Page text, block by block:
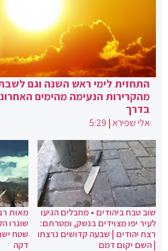
התחזית לימי ראש השנה וגם
מהקרירות הנעימה מהימים
בדרך
אלי שפירא|
5:29
שוב טבח ביהודים • מחבלים הגיעו
לעיר יפו מצוידים בנשק, ומטרתם:
רצח יהודים | שבעה קדושים נרצחו
| השם יקום דמם
מאות
שוגרו
שטח
דקה